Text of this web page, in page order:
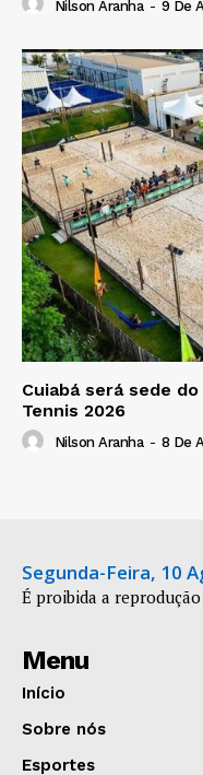
Nilson Aranha - 9 De
Cuiabá será sede
Tennis 2026
Nilson Aranha - 8 De
Segunda-Feira, 10
É proibida a
Menu
Início
Sobre nós
Esportes